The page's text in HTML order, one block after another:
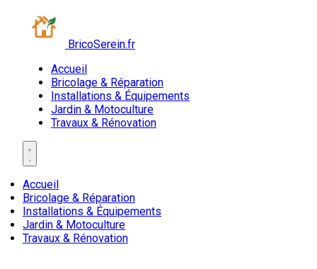
BricoSerein.fr
Accueil
Bricolage & Réparation
Installations & Équipements
Jardin & Motoculture
Travaux & Rénovation
Accueil
Bricolage & Réparation
Installations & Équipements
Jardin & Motoculture
Travaux & Rénovation